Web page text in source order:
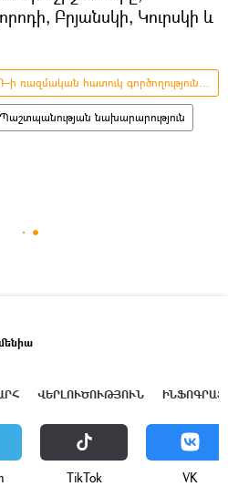
Բրյանսկի, Կուրսկի և
Դոնբասի պաշտպանություն. ՌԴ–ի ռազմական հատուկ գործողությունը Ուկրաինայում
Պաշտպանության նախարարություն
ՎԵՐԼՈՒԾՈՒԹՅՈՒՆ
ТikТоk VK